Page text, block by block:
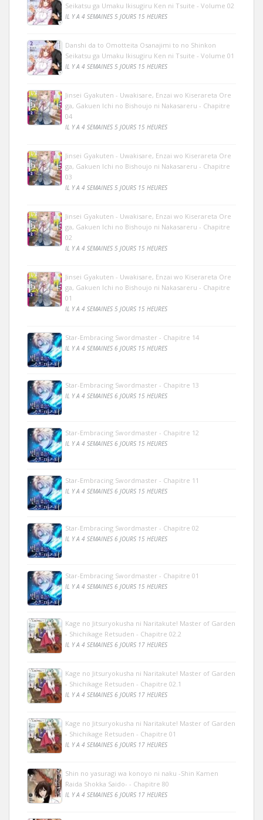
Seikatsu ga Umaku Ikisugiru Ken ni Tsuite - Volume 02
IL Y A 4 SEMAINES 5 JOURS 15 HEURES
Danshi da to Omotteita Osanajimi to no Shinkon
Seikatsu ga Umaku Ikisugiru Ken ni Tsuite - Volume 01
IL Y A 4 SEMAINES 5 JOURS 15 HEURES
Jinsei Gyakuten - Uwakisare, Enzai wo Kiserareta Ore
ga, Gakuen Ichi no Bishoujo ni Nakasareru - Chapitre
04
IL Y A 4 SEMAINES 5 JOURS 15 HEURES
Jinsei Gyakuten - Uwakisare, Enzai wo Kiserareta Ore
ga, Gakuen Ichi no Bishoujo ni Nakasareru - Chapitre
03
IL Y A 4 SEMAINES 5 JOURS 15 HEURES
Jinsei Gyakuten - Uwakisare, Enzai wo Kiserareta Ore
ga, Gakuen Ichi no Bishoujo ni Nakasareru - Chapitre
02
IL Y A 4 SEMAINES 5 JOURS 15 HEURES
Jinsei Gyakuten - Uwakisare, Enzai wo Kiserareta Ore
ga, Gakuen Ichi no Bishoujo ni Nakasareru - Chapitre
01
IL Y A 4 SEMAINES 5 JOURS 15 HEURES
Star-Embracing Swordmaster - Chapitre 14
IL Y A 4 SEMAINES 6 JOURS 15 HEURES
Star-Embracing Swordmaster - Chapitre 13
IL Y A 4 SEMAINES 6 JOURS 15 HEURES
Star-Embracing Swordmaster - Chapitre 12
IL Y A 4 SEMAINES 6 JOURS 15 HEURES
Star-Embracing Swordmaster - Chapitre 11
IL Y A 4 SEMAINES 6 JOURS 15 HEURES
Star-Embracing Swordmaster - Chapitre 02
IL Y A 4 SEMAINES 6 JOURS 15 HEURES
Star-Embracing Swordmaster - Chapitre 01
IL Y A 4 SEMAINES 6 JOURS 15 HEURES
Kage no Jitsuryokusha ni Naritakute! Master of Garden
- Shichikage Retsuden - Chapitre 02.2
IL Y A 4 SEMAINES 6 JOURS 17 HEURES
Kage no Jitsuryokusha ni Naritakute! Master of Garden
- Shichikage Retsuden - Chapitre 02.1
IL Y A 4 SEMAINES 6 JOURS 17 HEURES
Kage no Jitsuryokusha ni Naritakute! Master of Garden
- Shichikage Retsuden - Chapitre 01
IL Y A 4 SEMAINES 6 JOURS 17 HEURES
Shin no yasuragi wa konoyo ni naku -Shin Kamen
Raida Shokka Saido- - Chapitre 80
IL Y A 4 SEMAINES 6 JOURS 17 HEURES